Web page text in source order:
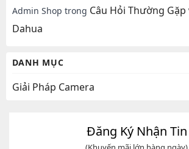
Admin Shop trong Câu Hỏi Thường Gặp
Dahua
DANH MỤC
Giải Pháp Camera
Đăng Ký Nhận Tin